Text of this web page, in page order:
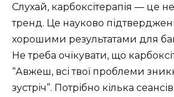
Слухай, карбоксітерапія — це
тренд. Це науково
хорошими результатами для
Не треба очікувати, що
“Авжеш, всі твої проблеми
зустріч”. Потрібно кілька